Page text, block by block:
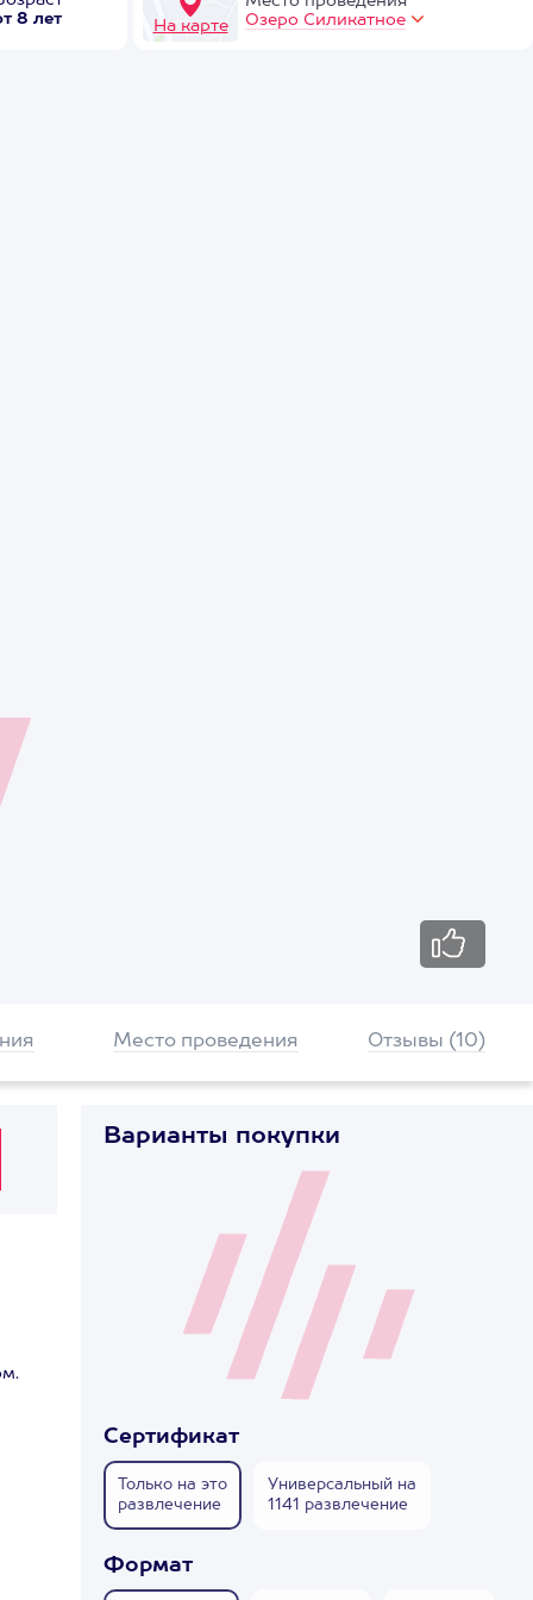
8 лет
На карте
Озеро Силикатное
Место проведения Отзывы (10)
Варианты покупки
Сертификат
Только на это
развлечение
Универсальный на
1141 развлечение
Формат